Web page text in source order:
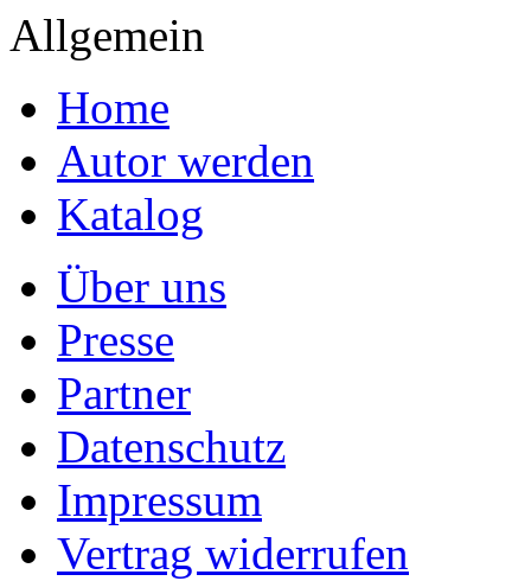
Allgemein
Home
Autor werden
Katalog
Über uns
Presse
Partner
Datenschutz
Impressum
Vertrag widerrufen